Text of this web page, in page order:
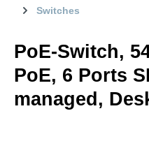
Switches
PoE-Switch,
PoE, 6 Ports
managed,